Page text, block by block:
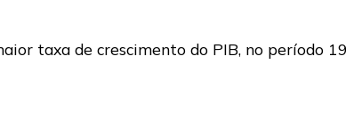
taxa de crescimento do PIB, no período